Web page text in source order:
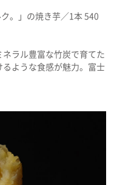
。」の焼き芋／1本 540
ラル豊富な竹炭で育てた
るような食感が魅力。富士